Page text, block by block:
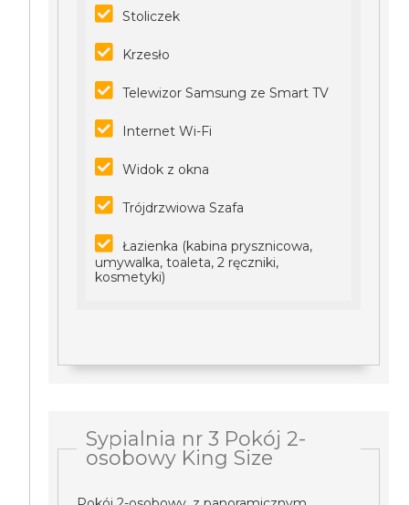
Stoliczek
Krzesło
Telewizor Samsung ze Smart TV
Internet Wi-Fi
Widok z okna
Trójdrzwiowa Szafa
Łazienka (kabina prysznicowa,
umywalka, toaleta, 2 ręczniki,
kosmetyki)
Sypialnia nr 3 Pokój 2-
osobowy King Size